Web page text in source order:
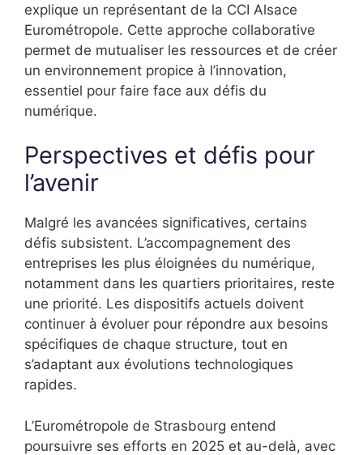
explique un représentant de la CCI Alsace
Eurométropole. Cette approche collaborative
permet de mutualiser les ressources et de créer
un environnement propice à l’innovation,
essentiel pour faire face aux défis du
numérique.
Perspectives et défis pour
l’avenir
Malgré les avancées significatives, certains
défis subsistent. L’accompagnement des
entreprises les plus éloignées du numérique,
notamment dans les quartiers prioritaires, reste
une priorité. Les dispositifs actuels doivent
continuer à évoluer pour répondre aux besoins
spécifiques de chaque structure, tout en
s’adaptant aux évolutions technologiques
rapides.
L’Eurométropole de Strasbourg entend
poursuivre ses efforts en 2025 et au-delà, avec